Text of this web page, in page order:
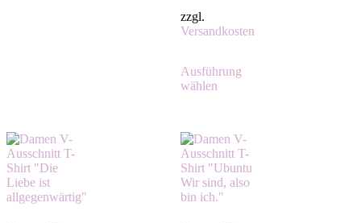
zzgl.
Versandkosten
Ausführung
wählen